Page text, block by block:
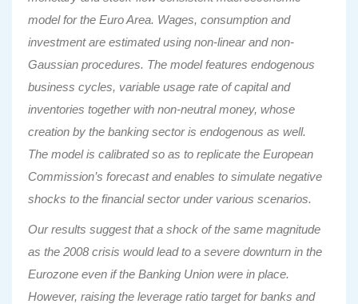
model for the Euro Area. Wages, consumption and
investment are estimated using non-linear and non-
Gaussian procedures. The model features endogenous
business cycles, variable usage rate of capital and
inventories together with non-neutral money, whose
creation by the banking sector is endogenous as well.
The model is calibrated so as to replicate the European
Commission’s forecast and enables to simulate negative
shocks to the financial sector under various scenarios.
Our results suggest that a shock of the same magnitude
as the 2008 crisis would lead to a severe downturn in the
Eurozone even if the Banking Union were in place.
However, raising the leverage ratio target for banks and